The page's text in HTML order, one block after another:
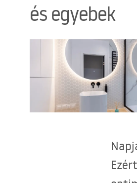
Zuhanytálcák
Zuhanylefolyók
WC-csésze készlet bidével
Mosdókagylók
Fürdőszoba csaptelepek
és egyebek